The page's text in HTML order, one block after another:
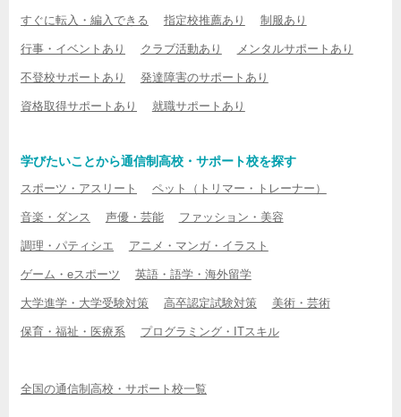
すぐに転入・編入できる 指定校推薦あり 制服あり
行事・イベントあり クラブ活動あり メンタルサポートあり
不登校サポートあり 発達障害のサポートあり
資格取得サポートあり 就職サポートあり
学びたいことから通信制高校・サポート校を探す
スポーツ・アスリート ペット（トリマー・トレーナー）
音楽・ダンス 声優・芸能 ファッション・美容
調理・パティシエ アニメ・マンガ・イラスト
ゲーム・eスポーツ 英語・語学・海外留学
大学進学・大学受験対策 高卒認定試験対策 美術・芸術
保育・福祉・医療系 プログラミング・ITスキル
全国の通信制高校・サポート校一覧